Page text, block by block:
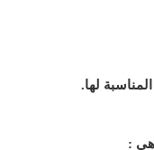
لها.